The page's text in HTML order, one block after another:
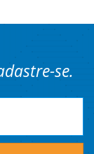
se.